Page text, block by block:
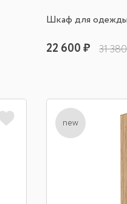
Шкаф для одежды
22 600 ₽ 31
new